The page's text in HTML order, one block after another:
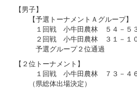
【男子】
【予選トーナメントＡグループ】
１回戦 小牛田農林 ５４－
２回戦 小牛田農林 ３１－１
予選グループ２位通過
【２位トーナメント】
１回戦 小牛田農林 ７３－
（県総体出場決定）